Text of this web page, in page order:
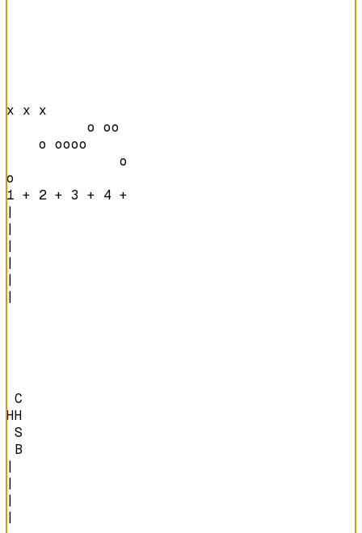
x x x
          o oo
    o oooo
              o
o
1 + 2 + 3 + 4 +
|
|
|
|
|
|
C
HH
S
B
|
|
|
|